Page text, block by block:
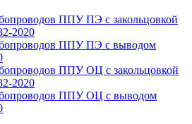
ППУ ПЭ с закольцовкой
2020
ППУ ПЭ с выводом
ППУ ОЦ с закольцовкой
2020
ППУ ОЦ с выводом